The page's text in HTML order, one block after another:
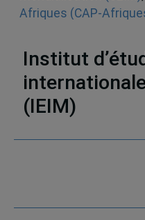
Afriques (CAP-
Institut
(IEIM)